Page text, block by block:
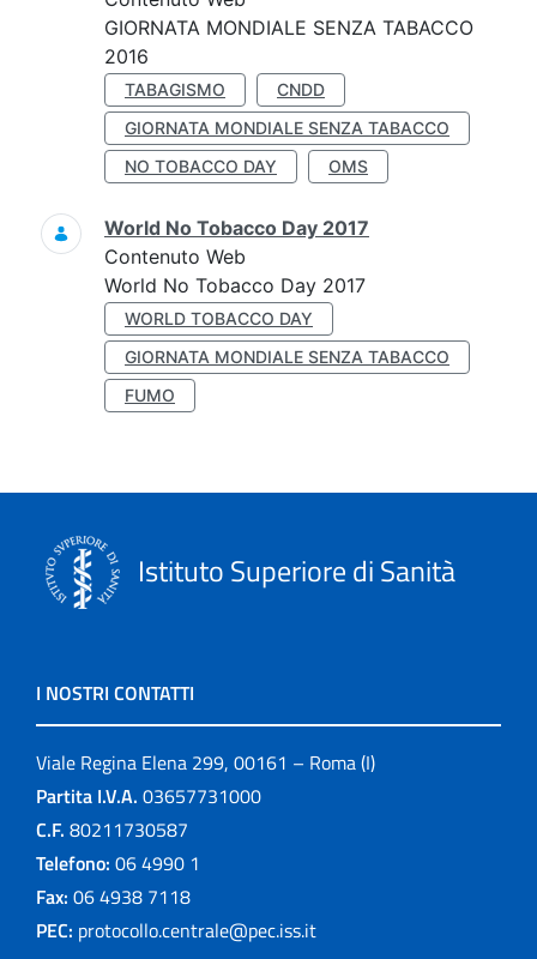
GIORNATA MONDIALE SENZA TABACCO
2016
TABAGISMO
CNDD
GIORNATA MONDIALE SENZA TABACCO
NO TOBACCO DAY
OMS
World No Tobacco Day 2017
Contenuto Web
World No Tobacco Day 2017
WORLD TOBACCO DAY
GIORNATA MONDIALE SENZA TABACCO
FUMO
Istituto Superiore di Sanità
I NOSTRI CONTATTI
Viale Regina Elena 299, 00161 – Roma (I)
Partita I.V.A. 03657731000
C.F. 80211730587
Telefono: 06 4990 1
Fax: 06 4938 7118
PEC: protocollo.centrale@pec.iss.it